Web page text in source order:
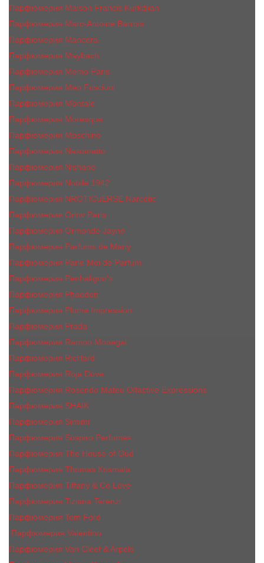
Парфюмерия Maison Francis Kurkdjian
Парфюмерия Marc-Antoine Barrois
Парфюмерия Mancera
Парфюмерия Maybach
Парфюмерия Memo Paris
Парфюмерия Meo Fusciuni
Парфюмерия Montale
Парфюмерия Moresque
Парфюмерия Moschino
Парфюмерия Nasomatto
Парфюмерия Nishane
Парфюмерия Nobile 1942
Парфюмерия NROTICuERSE Narcotic
Парфюмерия Orlov Paris
Парфюмерия Ormonde Jayne
Парфюмерия Parfums de Marly
Парфюмерия Parle Moi de Parfum
Парфюмерия Penhaligon's
Парфюмерия Phaedon
Парфюмерия Plume Impression
Парфюмерия Prada
Парфюмерия Ramon Monegal
Парфюмерия RicHard
Парфюмерия Roja Dove
Парфюмерия Rosendo Mateu Olfactive Expressions
Парфюмерия SHAIK
Парфюмерия Simimi
Парфюмерия Sospiro Perfumes
Парфюмерия The House of Oud
Парфюмерия Thomas Kosmala
Парфюмерия Tiffany & Co Love
Парфюмерия Tiziana Terenzi
Парфюмерия Tom Ford
Парфюмерия Valentino
Парфюмерия Van Cleef & Arpels